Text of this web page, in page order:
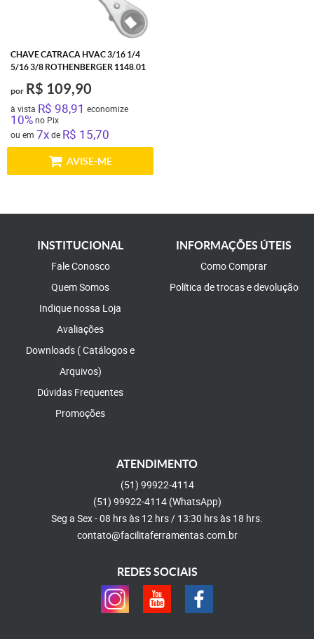
CHAVE CATRACA HVAC 3/16 1/4
5/16 3/8 ROTHENBERGER 1148.01
por R$ 109,90
à vista R$ 98,91 economize
10%no Pix
ou em 7xde R$ 15,70
AVISE-ME
INSTITUCIONAL
Fale Conosco
Quem Somos
Indique nossa Loja
Avaliações
Downloads ( Catálogos e
Arquivos)
Dúvidas Frequentes
Promoções
INFORMAÇÕES ÚTEIS
Como Comprar
Política de trocas e devolução
ATENDIMENTO
(51) 99922-4114
(51) 99922-4114 (WhatsApp)
Seg a Sex - 08 hrs às 12 hrs / 13:30 hrs às 18 hrs.
contato@facilitaferramentas.com.br
REDES SOCIAIS